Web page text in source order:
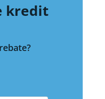
kredit